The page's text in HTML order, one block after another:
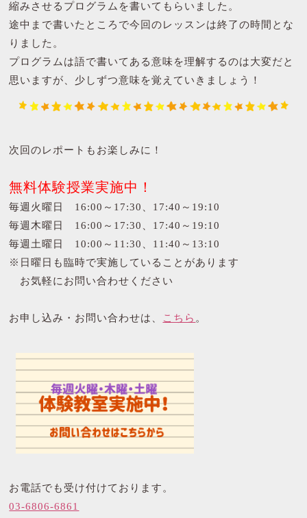
縮みさせるプログラムを書いてもらいました。
途中まで書いたところで今回のレッスンは終了の時間とな
りました。
プログラムは語で書いてある意味を理解するのは大変だと
思いますが、少しずつ意味を覚えていきましょう！
次回のレポートもお楽しみに！
無料体験授業実施中！
毎週火曜日 16:00～17:30、17:40～19:10
毎週木曜日 16:00～17:30、17:40～19:10
毎週土曜日 10:00～11:30、11:40～13:10
※日曜日も臨時で実施していることがあります
お気軽にお問い合わせください
お申し込み・お問い合わせは、 こちら 。
お電話でも受け付けております。
03-6806-6861